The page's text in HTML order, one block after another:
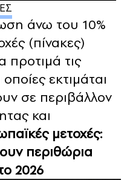
άνω του 10%
(πίνακες)
προτιμά τις
εκτιμάται
σε περιβάλλον
και
μετοχές:
περιθώρια
2026